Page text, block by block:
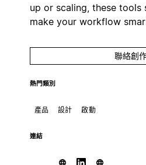
up or scaling, these tools
make your workflow
聯絡創
熱門類別
產品 設計 啟動
連結